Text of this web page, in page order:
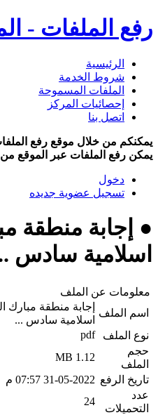
رفع الملفات -
الرئيسية
شروط الخدمة
الملفات المسموحة
إحصائيات المركز
اتصل بنا
يمكنكم من خلال موقع رفع
يمكن رفع الملفات عبر الموقع
دخول
تسجيل عضوية جديده
● إجابة منطقة
اسلامية سادس
معلومات عن الملف
اسم الملف
إجابة منطقة مبارك
اسلامية سادس ...
نوع الملف
pdf
حجم
الملف
1.12 MB
تاريخ الرفع 31-05-2022 07:57 م
عدد
التحميلات
24